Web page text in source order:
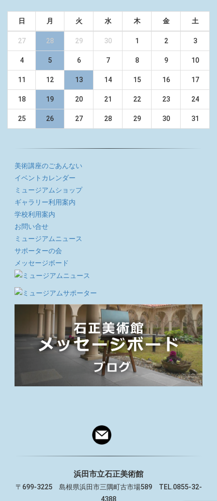
日 月 火 水 木 金 土
27 28 29 30 1 2 3
4 5 6 7 8 9 10
11 12 13 14 15 16 17
18 19 20 21 22 23 24
25 26 27 28 29 30 31
美術講座のごあんない
イベントカレンダー
ミュージアムショップ
ギャラリー利用案内
学校利用案内
お問い合せ
ミュージアムニュース
サポーターの会
メッセージボード
浜田市立石正美術館
〒699-3225 島根県浜田市三隅町古市場589 TEL.0855-32-
4388